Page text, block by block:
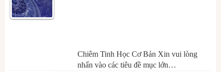
Chiêm Tinh Học Cơ Bản Xin vui lòng
nhấn vào các tiêu đề mục lớn…